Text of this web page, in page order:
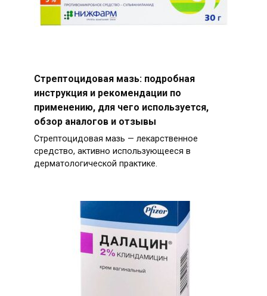
Стрептоцидовая мазь: подробная
инструкция и рекомендации по
применению, для чего используется,
обзор аналогов и отзывы
Стрептоцидовая мазь — лекарственное
средство, активно использующееся в
дерматологической практике.